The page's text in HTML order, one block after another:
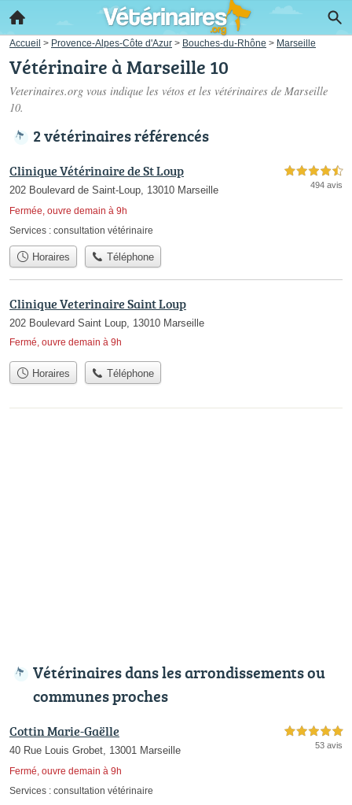
Accueil > Provence-Alpes-Côte d'Azur > Bouches-du-Rhône > Marseille
Vétérinaire à Marseille 10
Veterinaires.org vous indique les vétos et les vétérinaires de Marseille
10.
2 vétérinaires référencés
Clinique Vétérinaire de St Loup
202 Boulevard de Saint-Loup, 13010 Marseille
Fermée, ouvre demain à 9h
4,5 étoiles sur 5
494 avis
Services : consultation vétérinaire
Horaires Téléphone
Clinique Veterinaire Saint Loup
202 Boulevard Saint Loup, 13010 Marseille
Fermé, ouvre demain à 9h
Horaires Téléphone
Vétérinaires dans les arrondissements ou
communes proches
Cottin Marie-Gaëlle
40 Rue Louis Grobet, 13001 Marseille
Fermé, ouvre demain à 9h
5,0 étoiles sur 5
53 avis
Services : consultation vétérinaire